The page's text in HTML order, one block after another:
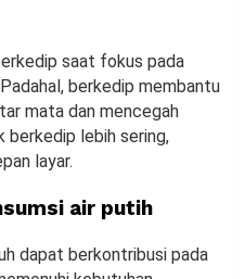
saat fokus pada
berkedip membantu
mata dan mencegah
berkedip lebih sering,
layar.
air putih
dapat berkontribusi pada